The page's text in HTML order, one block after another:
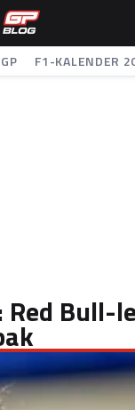
F1-KALENDER
Bull-